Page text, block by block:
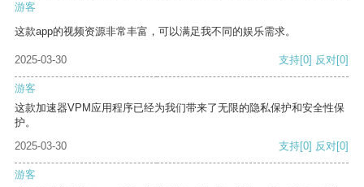
游客
这款app的视频资源非常丰富，可以满足我不同的娱乐需求。
2025-03-30 支持[0] 反对[0]
游客
这款加速器VPM应用程序已经为我们带来了无限的隐私保护和安全性保
护。
2025-03-30
支持[0] 反对[0]
游客